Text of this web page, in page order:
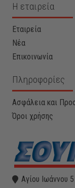
Η εταιρεία
Εταιρεία
Νέα
Επικοινωνία
Πληροφορίες
Ασφάλεια και
Όροι χρήσης
Αγίου Ιωάννου